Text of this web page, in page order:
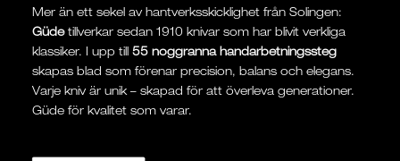
Mer än ett sekel av hantverksskicklighet från Solingen:
Güdetillverkar sedan 1910 knivar som har blivit verkliga
klassiker. I upp till 55 noggranna handarbetningssteg
skapas blad som förenar precision, balans och elegans.
Varje kniv är unik – skapad för att överleva generationer.
Güde för kvalitet som varar.